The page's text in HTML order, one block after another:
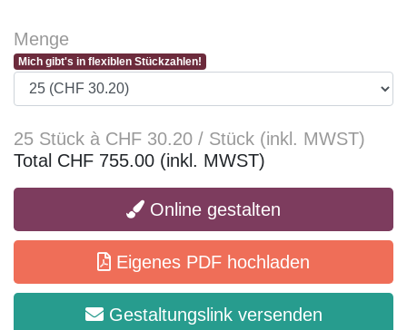
Menge
Mich gibt's in flexiblen Stückzahlen!
25 Stück à CHF 30.20 / Stück (inkl. MWST)
Total CHF 755.00 (inkl. MWST)
Online gestalten
Eigenes PDF hochladen
Gestaltungslink versenden